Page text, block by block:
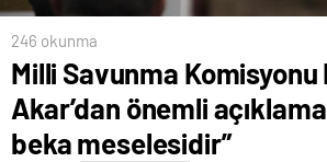
246 okunma
Milli Savunma Komisyonu
Akar’dan önemli
beka meselesidir”